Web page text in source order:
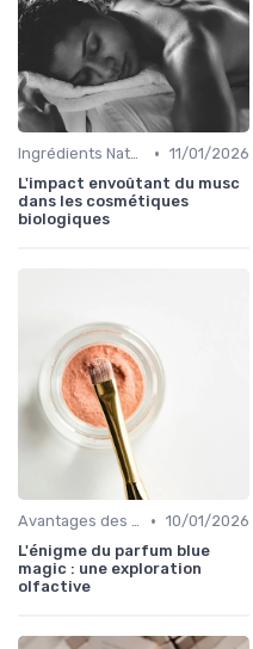
Ingrédients Naturels et Leurs Propriétés • 11/01/2026
L'impact envoûtant du musc
dans les cosmétiques
biologiques
Avantages des Cosmétiques Bio • 10/01/2026
L'énigme du parfum blue
magic : une exploration
olfactive